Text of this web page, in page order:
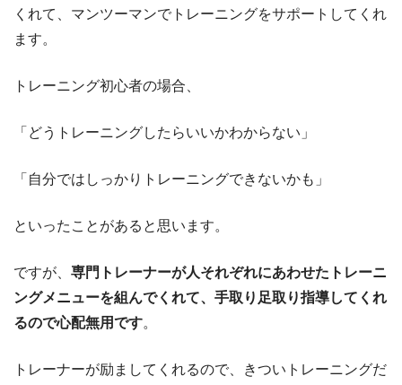
くれて、マンツーマンでトレーニングをサポートしてくれ
ます。
トレーニング初心者の場合、
「どうトレーニングしたらいいかわからない」
「自分ではしっかりトレーニングできないかも」
といったことがあると思います。
ですが、 専門トレーナーが人それぞれにあわせたトレーニ
ングメニューを組んでくれて、手取り足取り指導してくれ
るので心配無用です。
トレーナーが励ましてくれるので、きついトレーニングだ